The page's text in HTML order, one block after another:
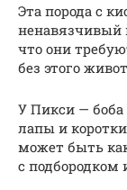
Эта порода с
ненавязчивый
что они
без этого
У Пикси — боба
лапы и
может быть
с